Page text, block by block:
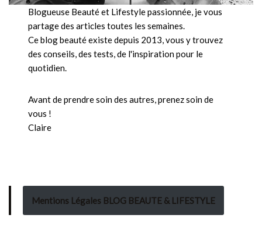
Blogueuse Beauté et Lifestyle passionnée, je vous
partage des articles toutes les semaines.
Ce blog beauté existe depuis 2013, vous y trouvez
des conseils, des tests, de l'inspiration pour le
quotidien.
Avant de prendre soin des autres, prenez soin de
vous !
Claire
Mentions Légales BLOG BEAUTE & LIFESTYLE